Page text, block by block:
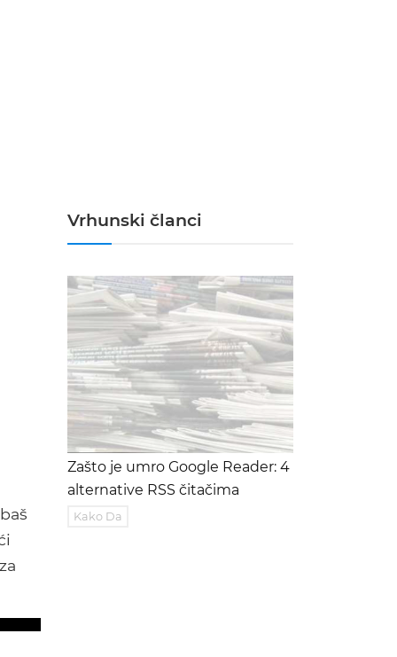
Vrhunski članci
Zašto je umro Google Reader: 4
alternative RSS čitačima
Kako Da